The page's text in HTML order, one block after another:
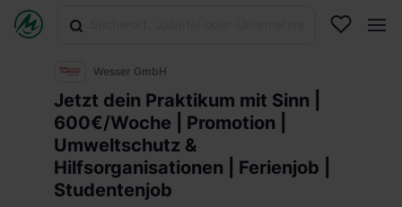
Wesser GmbH
Jetzt dein Praktikum mit Sinn |
600€/Woche | Promotion |
Umweltschutz &
Hilfsorganisationen | Ferienjob |
Studentenjob